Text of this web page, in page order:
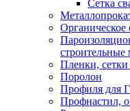
Сетка
Органическое
Пленки,
Поролон
Профиля для
Профнастил,